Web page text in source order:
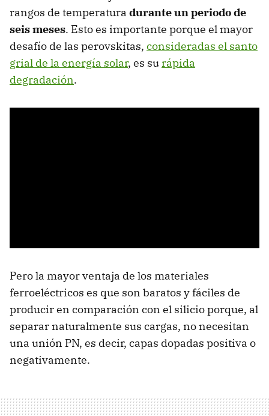
rangos de temperatura durante un periodo de
seis meses. Esto es importante porque el mayor
desafío de las perovskitas, consideradas el santo
grial de la energía solar, es surápida
degradación.
Pero la mayor ventaja de los materiales
ferroeléctricos es que son baratos y fáciles de
producir en comparación con el silicio porque, al
separar naturalmente sus cargas, no necesitan
una unión PN, es decir, capas dopadas positiva o
negativamente.